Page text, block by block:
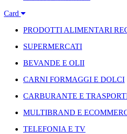
Card
PRODOTTI ALIMENTARI
SUPERMERCATI
BEVANDE E OLII
CARNI FORMAGGI E DOLCI
CARBURANTE E
MULTIBRAND E
TELEFONIA E TV